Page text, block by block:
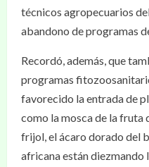
técnicos agropecuarios
abandono de programas
Recordó, además, que
programas
favorecido la entrada de
como la mosca de la fruta
frijol, el ácaro dorado del
africana están diezmando